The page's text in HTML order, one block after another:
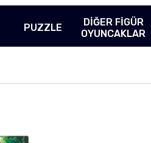
PUZZLE
DİĞER FİGÜR
OYUNCAKLAR